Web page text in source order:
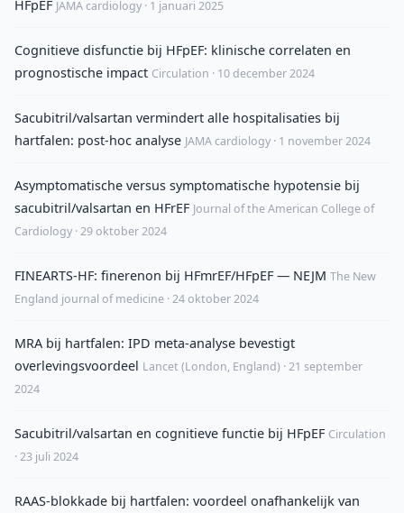
HFpEF JAMA cardiology · 1 januari 2025
Cognitieve disfunctie bij HFpEF: klinische correlaten en
prognostische impact Circulation · 10 december 2024
Sacubitril/valsartan vermindert alle hospitalisaties bij
hartfalen: post-hoc analyse JAMA cardiology · 1 november 2024
Asymptomatische versus symptomatische hypotensie bij
sacubitril/valsartan en HFrEF Journal of the American College of
Cardiology · 29 oktober 2024
FINEARTS-HF: finerenon bij HFmrEF/HFpEF — NEJM The New
England journal of medicine · 24 oktober 2024
MRA bij hartfalen: IPD meta-analyse bevestigt
overlevingsvoordeel Lancet (London, England) · 21 september
2024
Sacubitril/valsartan en cognitieve functie bij HFpEF Circulation
· 23 juli 2024
RAAS-blokkade bij hartfalen: voordeel onafhankelijk van